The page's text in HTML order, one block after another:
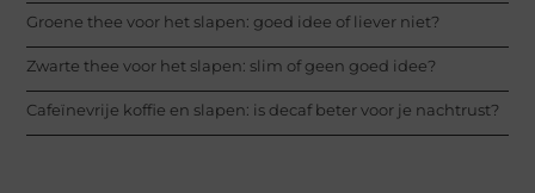
Groene thee voor het slapen: goed idee of liever niet?
Zwarte thee voor het slapen: slim of geen goed idee?
Cafeïnevrije koffie en slapen: is decaf beter voor je nachtrust?